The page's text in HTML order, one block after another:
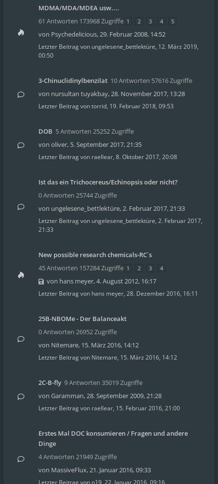
MDMA/MDA/MDEA usw....
61 Antworten 173968 Zugriffe 1 2 3 4 5
von Psychedelicious,29. Februar 2008, 14:52
Letzter Beitrag von ungelesene_bettlektüre, 12. März 2019,
00:50
3-Chinuclidinylbenzilat 10 Antworten 57616 Zugriffe
von nursultan tuyakbay,28. November 2017, 13:28
Letzter Beitrag vontorrid, 19. Februar 2018, 09:53
DOB 5 Antworten 25252 Zugriffe
von oliver, 5. September 2017, 21:35
Letzter Beitrag von raellear, 8. Oktober 2017, 20:08
Ist das ein Trichocereus/Echinopsis oder nicht?
0 Antworten 25744 Zugriffe
von ungelesene_bettlektüre,2. Februar 2017, 21:33
Letzter Beitrag von ungelesene_bettlektüre, 2. Februar 2017,
21:33
New possible research chemicals-RC´s
45 Antworten 157284 Zugriffe 1 2 3 4
von hans meyer,4. August 2012, 16:17
Letzter Beitrag von hans meyer, 28. Dezember 2016, 16:11
25B-NBOMe - Der Balanceakt
0 Antworten 26952 Zugriffe
von Nitemare, 15. März 2016, 14:12
Letzter Beitrag von Nitemare, 15. März 2016, 14:12
2C-B-fly 9 Antworten 35019 Zugriffe
von Garamman,28. September 2009, 21:28
Letzter Beitrag von raellear, 15. Februar 2016, 21:00
Erstes Mal DOC konsumieren / Fragen und andere
Dinge
4 Antworten 21949 Zugriffe
von MassiveFlux,21. Januar 2016, 09:33
Letzter Beitrag von n19, 22. Januar 2016, 09:16